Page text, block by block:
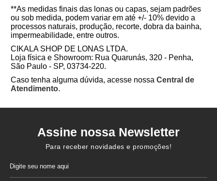
**As medidas finais das lonas ou capas, sejam padrões
ou sob medida, podem variar em até +/- 10% devido a
processos naturais, produção, recorte, dobra da bainha,
impermeabilidade, entre outros.
CIKALA SHOP DE LONAS LTDA.
Loja física e Showroom: Rua Quarunás, 320 - Penha,
São Paulo - SP, 03734-220.
Caso tenha alguma dúvida, acesse nossaCentral de
Atendimento.
Assine nossa Newsletter
Para receber novidades e promoções!